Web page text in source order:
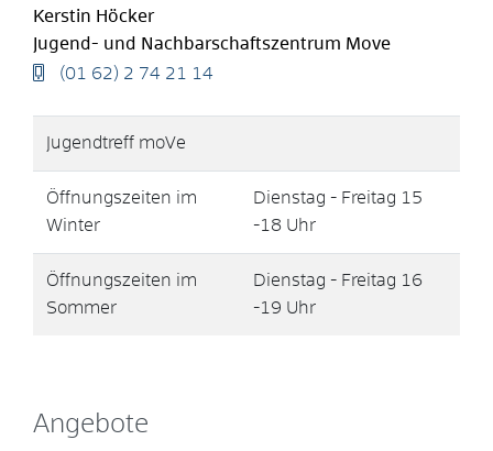
Kerstin Höcker
Jugend- und Nachbarschaftszentrum Move
(01
62) 2 74 21 14
Jugendtreff moVe
Öffnungszeiten im
Winter
Dienstag - Freitag 15
-18 Uhr
Öffnungszeiten im
Sommer
Dienstag - Freitag 16
-19 Uhr
Angebote